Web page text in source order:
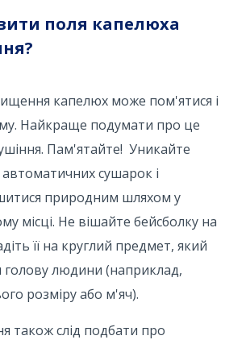
поля капелюха
капелюх може пом'ятися і
Найкраще подумати про це
Пам'ятайте! Уникайте
сушарок і
природним шляхом у
місці. Не вішайте бейсболку на
її на круглий предмет, який
голову людини (наприклад,
розміру або м'яч).
також слід подбати про